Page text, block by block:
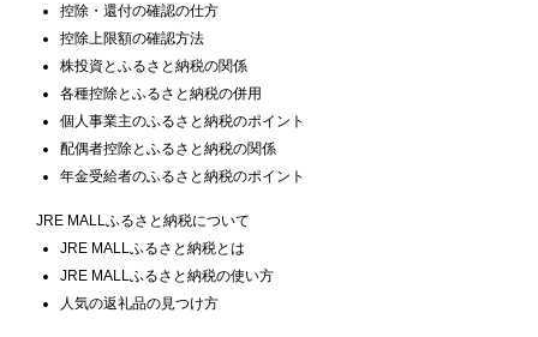
控除・還付の確認の仕方
控除上限額の確認方法
株投資とふるさと納税の関係
各種控除とふるさと納税の併用
個人事業主のふるさと納税のポイント
配偶者控除とふるさと納税の関係
年金受給者のふるさと納税のポイント
JRE MALLふるさと納税について
JRE MALLふるさと納税とは
JRE MALLふるさと納税の使い方
人気の返礼品の見つけ方